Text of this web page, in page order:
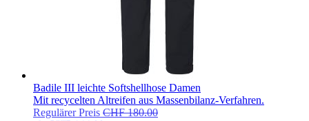
Badile III leichte Softshellhose Damen
Mit recycelten Altreifen aus Massenbilanz-Verfahren.
Regulärer Preis CHF 180.00